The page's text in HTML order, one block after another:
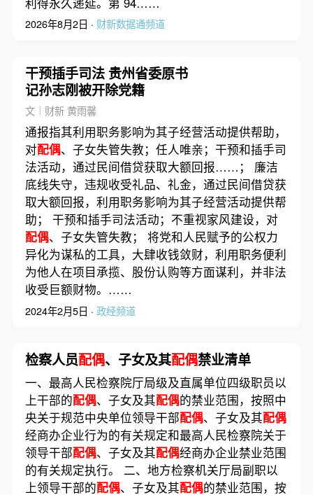
2026年8月2日 · 财新数据通频道
干预插手司法 贵州省委原书
记孙志刚被开除党籍
文｜财新 黄雨馨
通报指其利用职务影响为其子经营活动提供帮助，
对配偶、子女失管失教；任人唯亲；干预和插手司
法活动，通过民间借贷获取大额回报……； 廉洁
底线失守，违规收受礼品、礼金，通过民间借贷获
取大额回报，利用职务影响为其子经营活动提供帮
助； 干预和插手司法活动；不重视家风建设，对
配偶、子女失管失教； 将党和人民赋予的公权力
异化为谋私的工具，大肆收钱敛财，利用职务便利
为他人在项目承揽、股份认购等方面谋利，并非法
收受巨额财物。……
2024年2月5日 · 政经频道
检察人员配偶、子女及其配偶禁业清单
一、最高人民检察院厅局级及直属单位四级职员以
上干部的配偶、子女及其配偶的禁业范围，按照中
央关于规范中央单位领导干部配偶、子女及其配偶
经商办企业行为的有关规定和最高人民检察院关于
领导干部配偶、子女及其配偶经商办企业禁业范围
的有关规定执行。 二、地方检察机关厅局副职以
上领导干部的配偶、子女及其配偶的禁业范围，按